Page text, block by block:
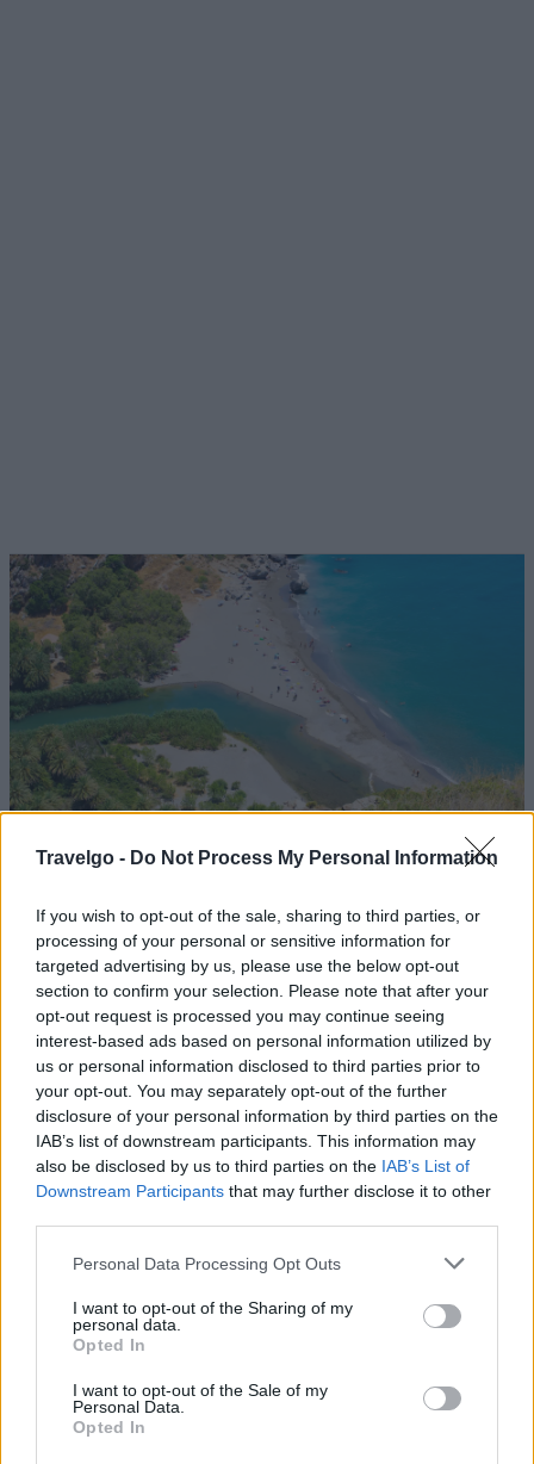
Travelgo - Do Not Process My Personal Information
If you wish to opt-out of the sale, sharing to third parties, or
processing of your personal or sensitive information for
targeted advertising by us, please use the below opt-out
section to confirm your selection. Please note that after your
opt-out request is processed you may continue seeing
interest-based ads based on personal information utilized by
us or personal information disclosed to third parties prior to
your opt-out. You may separately opt-out of the further
disclosure of your personal information by third parties on the
IAB’s list of downstream participants. This information may
also be disclosed by us to third parties on the IAB’s List of
Downstream Participants that may further disclose it to other
Please note that this website/app uses one or more Google
not limited to your visit or usage behaviour. You may click to
grant or deny consent to Google and its third-party tags to
use your data for below specified purposes in below Google
consent section.
Personal Data Processing Opt Outs
I want to opt-out of the Sharing of my
personal data.
Opted In
I want to opt-out of the Sale of my
Personal Data.
Opted In
φωτογραφημένες της νότιας Κρήτης (πηγή: Shutterstock)
Η εξερεύνηση αυτής της καταπράσινης περιοχής είναι
γεμάτη εκπλήξεις. Μπορείτε να κολυμπήσετε στα
κρυστάλλινα νερά του Λιβυκού ή στα γλυκά νερά της
λιμνοθάλασσας και να κάνετε μια βόλτα με τα πόδια ή
με θαλάσσιο ποδήλατο κατά μήκος του ποταμού, μέσα
από τα φοινικόδεντρα μέχρι το φαράγγι Κουρταλιώτη.